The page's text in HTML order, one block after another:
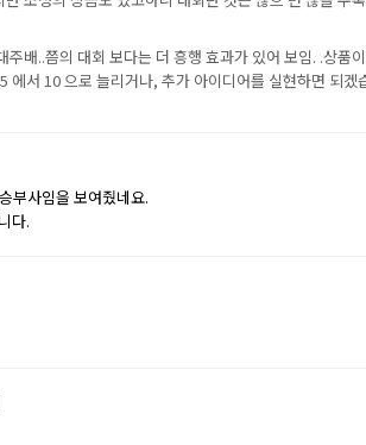
배..쯤의 대회 보다는 더 흥행 효과가 있어 보임. .상품이
에서 10 으로 늘리거나, 추가 아이디어를 실현하면 되겠
부사임을 보여줬네요.
다.